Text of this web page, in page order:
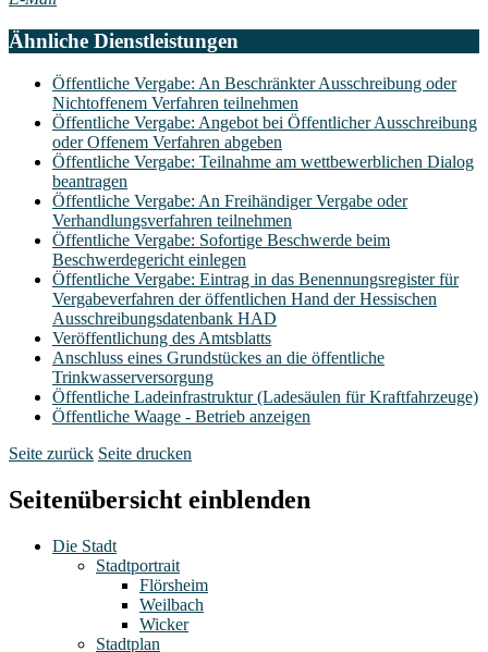
Ähnliche Dienstleistungen
Öffentliche Vergabe: An Beschränkter Ausschreibung oder
Nichtoffenem Verfahren teilnehmen
Öffentliche Vergabe: Angebot bei Öffentlicher Ausschreibung
oder Offenem Verfahren abgeben
Öffentliche Vergabe: Teilnahme am wettbewerblichen Dialog
beantragen
Öffentliche Vergabe: An Freihändiger Vergabe oder
Verhandlungsverfahren teilnehmen
Öffentliche Vergabe: Sofortige Beschwerde beim
Beschwerdegericht einlegen
Öffentliche Vergabe: Eintrag in das Benennungsregister für
Vergabeverfahren der öffentlichen Hand der Hessischen
Ausschreibungsdatenbank HAD
Veröffentlichung des Amtsblatts
Anschluss eines Grundstückes an die öffentliche
Trinkwasserversorgung
Öffentliche Ladeinfrastruktur (Ladesäulen für Kraftfahrzeuge)
Öffentliche Waage - Betrieb anzeigen
Seite zurück Seite drucken
Seitenübersicht einblenden
Die Stadt
Stadtportrait
Flörsheim
Weilbach
Wicker
Stadtplan